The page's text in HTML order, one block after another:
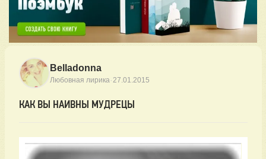
Belladonna
Любовная лирика·27.01.2015
КАК ВЫ НАИВНЫ МУДРЕЦЫ